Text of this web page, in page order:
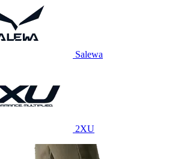
Salewa
2XU